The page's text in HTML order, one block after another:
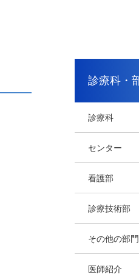
診療科・
診療科
センター
看護部
診療技術部
その他の部門
医師紹介